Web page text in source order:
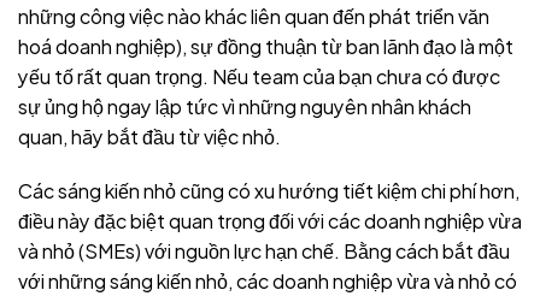
những công việc nào khác liên quan đến phát triển văn
hoá doanh nghiệp), sự đồng thuận từ ban lãnh đạo là một
yếu tố rất quan trọng. Nếu team của bạn chưa có được
sự ủng hộ ngay lập tức vì những nguyên nhân khách
quan, hãy bắt đầu từ việc nhỏ.
Các sáng kiến nhỏ cũng có xu hướng tiết kiệm chi phí hơn,
điều này đặc biệt quan trọng đối với các doanh nghiệp vừa
và nhỏ (SMEs) với nguồn lực hạn chế. Bằng cách bắt đầu
với những sáng kiến nhỏ, các doanh nghiệp vừa và nhỏ có